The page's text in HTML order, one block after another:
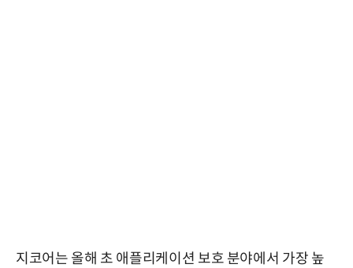
지코어는 올해 초 애플리케이션 보호 분야에서 가장 높